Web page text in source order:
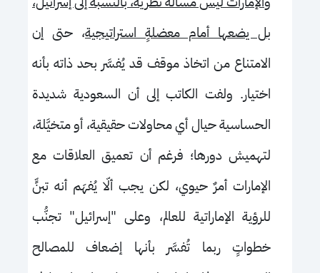
بل يضعها أمام معضلةٍ استراتيجية، حتى إن
الامتناع من اتخاذ موقف قد يُفسَّر بحد ذاته بأنه
اختيار. ولفت الكاتب إلى أن السعودية شديدة
الحساسية حيال أي محاولات حقيقية، أو متخيَّلة،
لتهميش دورها؛ فرغم أن تعميق العلاقات مع
الإمارات أمرٌ حيوي، لكن يجب ألّا يُفهَم أنه تبنٍّ
للرؤية الإماراتية للعالم، وعلى "إسرائيل" تجنُّب
خطواتٍ ربما تُفسَّر بأنها إضعاف للمصالح